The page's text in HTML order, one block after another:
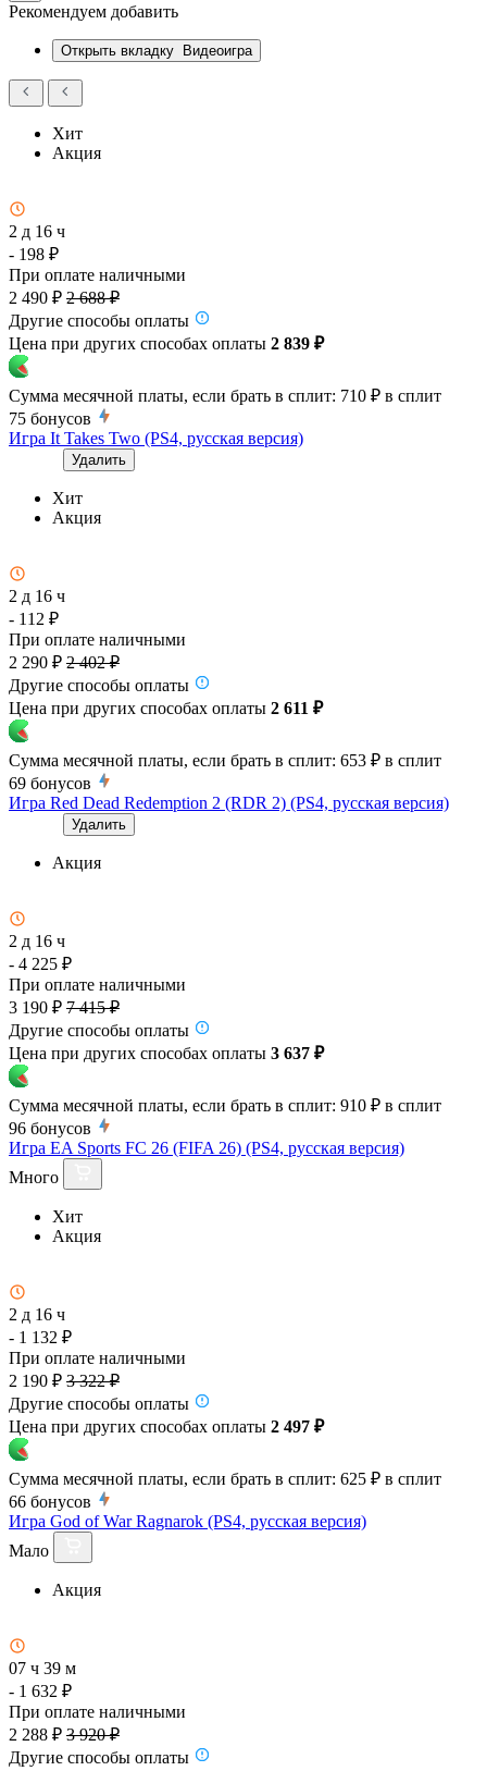
Рекомендуем добавить
Открыть вкладку Видеоигра
Хит
Акция
2 д 16 ч
- 198 ₽
При оплате наличными
2 490 ₽ 2 688 ₽
Другие способы оплаты
Цена при других способах оплаты 2 839 ₽
Сумма месячной платы, если брать в сплит: 710 ₽ в сплит
75 бонусов
Игра It Takes Two (PS4, русская версия)
Удалить
Хит
Акция
2 д 16 ч
- 112 ₽
При оплате наличными
2 290 ₽ 2 402 ₽
Другие способы оплаты
Цена при других способах оплаты 2 611 ₽
Сумма месячной платы, если брать в сплит: 653 ₽ в сплит
69 бонусов
Игра Red Dead Redemption 2 (RDR 2) (PS4, русская версия)
Удалить
Акция
2 д 16 ч
- 4 225 ₽
При оплате наличными
3 190 ₽ 7 415 ₽
Другие способы оплаты
Цена при других способах оплаты 3 637 ₽
Сумма месячной платы, если брать в сплит: 910 ₽ в сплит
96 бонусов
Игра EA Sports FC 26 (FIFA 26) (PS4, русская версия)
Много
Хит
Акция
2 д 16 ч
- 1 132 ₽
При оплате наличными
2 190 ₽ 3 322 ₽
Другие способы оплаты
Цена при других способах оплаты 2 497 ₽
Сумма месячной платы, если брать в сплит: 625 ₽ в сплит
66 бонусов
Игра God of War Ragnarok (PS4, русская версия)
Мало
Акция
07 ч 39 м
- 1 632 ₽
При оплате наличными
2 288 ₽ 3 920 ₽
Другие способы оплаты